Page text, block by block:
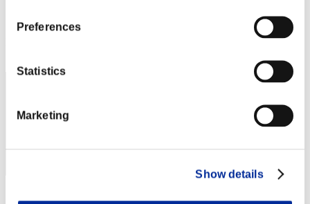
Preferences
Statistics
Marketing
Show details